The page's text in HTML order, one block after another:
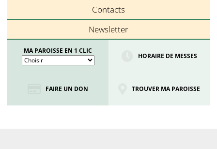
Contacts
Newsletter
MA PAROISSE EN 1 CLIC
HORAIRE DE MESSES
FAIRE UN DON TROUVER MA PAROISSE